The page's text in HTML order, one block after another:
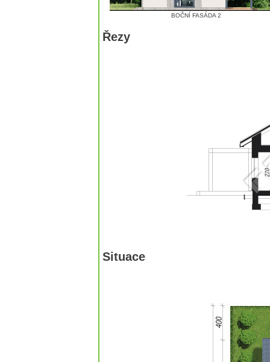
BOČNÍ FASÁDA 2
Řezy
Situace